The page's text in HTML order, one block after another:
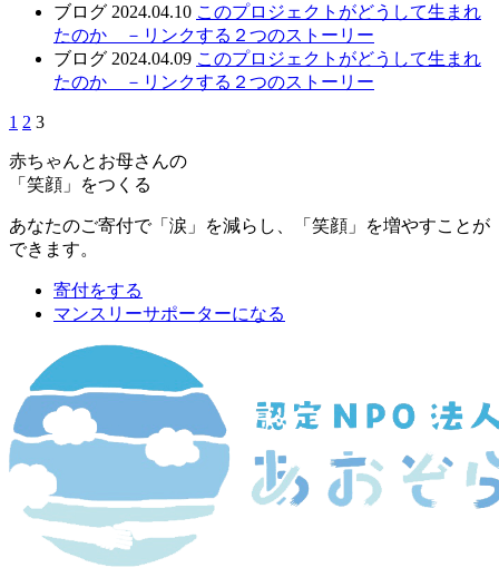
ブログ 2024.04.10 このプロジェクトがどうして生まれ
たのか －リンクする２つのストーリー
ブログ 2024.04.09 このプロジェクトがどうして生まれ
たのか －リンクする２つのストーリー
1 2 3
赤ちゃんとお母さんの
「笑顔」をつくる
あなたのご寄付で「涙」を減らし、「笑顔」を増やすことが
できます。
寄付をする
マンスリーサポーターになる